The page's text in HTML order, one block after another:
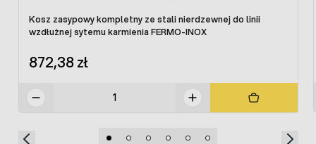
Kosz zasypowy kompletny ze stali nierdzewnej do linii
wzdłużnej sytemu karmienia FERMO-INOX
872,38 zł